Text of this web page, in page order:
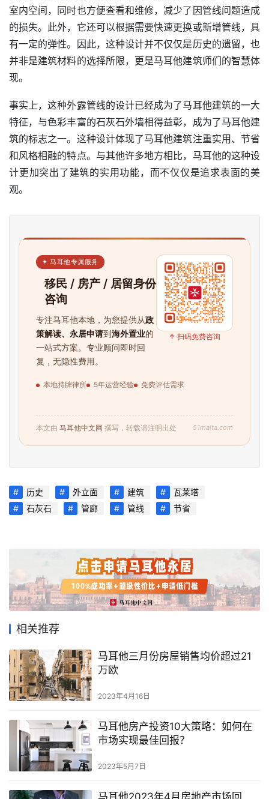
首
旅
游
略
生
活
室内空间，同时也方便查看和维修，减少了因管线问题造成
的损失。此外，它还可以根据需要快速更换或新增管线，具
有一定的弹性。因此，这种设计并不仅仅是历史的遗留，也
并非是建筑材料的选择所限，更是马耳他建筑师们的智慧体
现。
事实上，这种外露管线的设计已经成为了马耳他建筑的一大
特征，与色彩丰富的石灰石外墙相得益彰，成为了马耳他建
筑的标志之一。这种设计体现了马耳他建筑注重实用、节省
和风格相融的特点。与其他许多地方相比，马耳他的这种设
计更加突出了建筑的实用功能，而不仅仅是追求表面的美
观。
✦ 马耳他专属服务
移民 / 房产 / 居留身份
咨询
专注马耳他本地，为您提供从政
策解读、永居申请到海外置业的
一站式方案。专业顾问即时回
复，无隐性费用。
本地持牌律所 5年运营经验 免费评估需求
↑ 扫码免费咨询
本文由 马耳他中文网 撰写，转载请注明出处 51malta.com
历史 外立面 建筑
瓦莱塔
石灰石
管廊 管线 节省
相关推荐
马耳他三月份房屋销售均价超过21
万欧
2023年4月16日
马耳他房产投资10大策略：如何在
市场实现最佳回报？
2023年5月7日